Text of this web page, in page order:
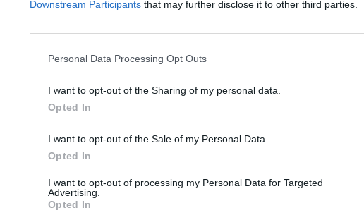
Downstream Participants that may further disclose it to other third parties.
Personal Data Processing Opt Outs
I want to opt-out of the Sharing of my personal data.
Opted In
I want to opt-out of the Sale of my Personal Data.
Opted In
I want to opt-out of processing my Personal Data for Targeted
Advertising.
Opted In
Bemutatkozás: Magas színvonalú
ékszerek, néprajzi tárgyak értékesítése
értékbecslés. Árveréseinkre a
GALÉRIA TOVÁBBI MŰTÁRGYAI